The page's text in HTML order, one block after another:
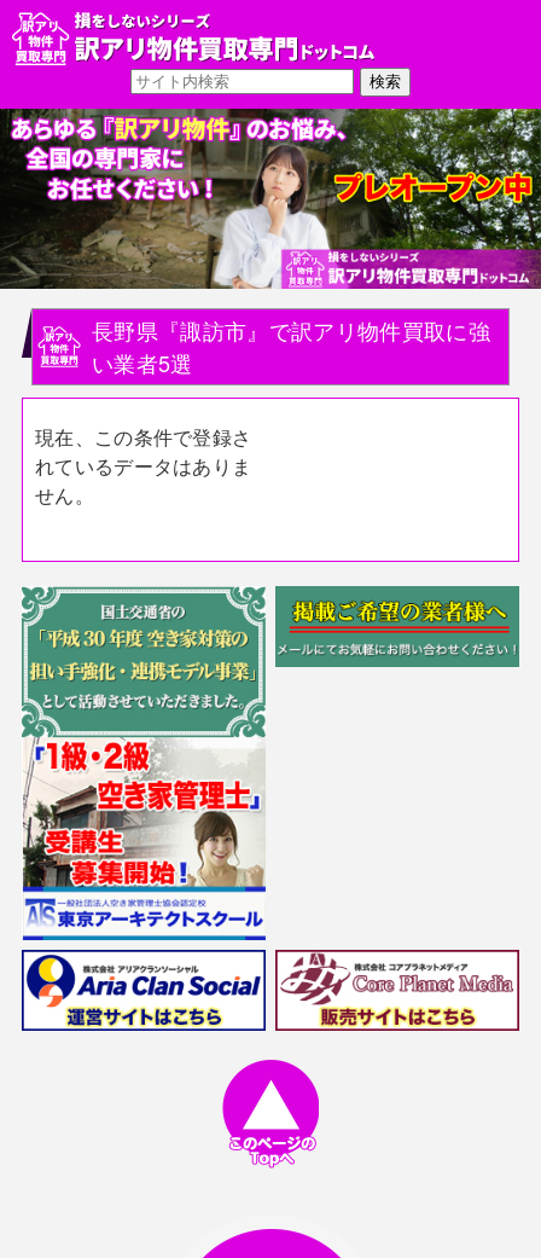
長野県『諏訪市』で訳アリ物件買取に強
い業者5選
現在、この条件で登録さ
れているデータはありま
せん。